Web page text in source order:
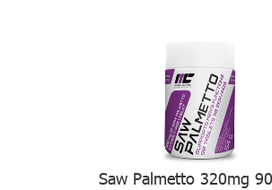
Saw Palmetto 320mg